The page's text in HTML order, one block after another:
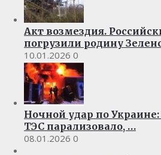
Акт возмездия.
погрузили родину
10.01.2026 0
Ночной удар по
ТЭС парализовало, …
08.01.2026 0